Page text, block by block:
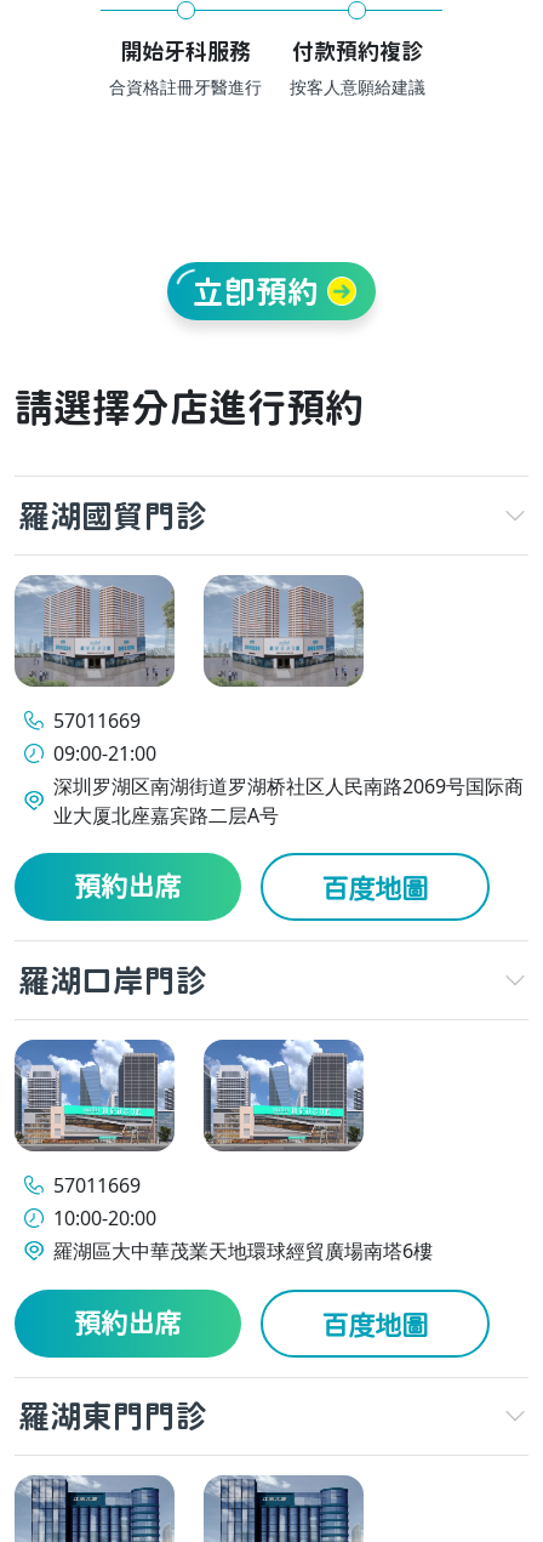
開始牙科服務
合資格註冊牙醫進行
付款預約複診
按客人意願給建議
立即預約
請選擇分店進行預約
羅湖國貿門診
57011669
09:00-21:00
深圳罗湖区南湖街道罗湖桥社区人民南路2069号国际商
业大厦北座嘉宾路二层A号
預約出席 百度地圖
羅湖口岸門診
57011669
10:00-20:00
羅湖區大中華茂業天地環球經貿廣場南塔6樓
預約出席 百度地圖
羅湖東門門診